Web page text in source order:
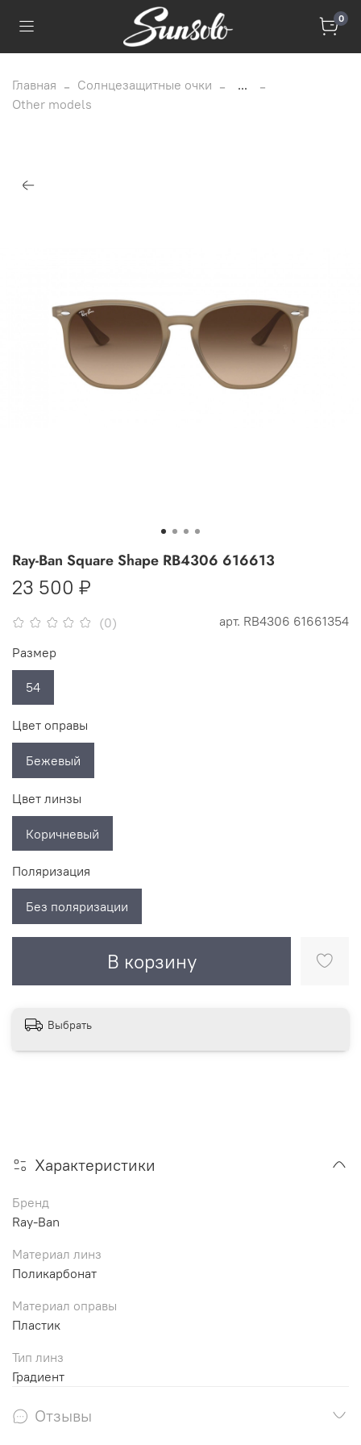
0
Главная Солнцезащитные очки
...
Other models
(0) арт. RB4306 61661354
Ray-Ban Square Shape RB4306 616613
23 500 ₽
В корзину
Размер
54
Цвет оправы
Бежевый
Цвет линзы
Коричневый
Поляризация
Без поляризации
Выбрать
Характеристики
Бренд
Ray-Ban
Материал линз
Поликарбонат
Материал оправы
Пластик
Тип линз
Градиент
Отзывы